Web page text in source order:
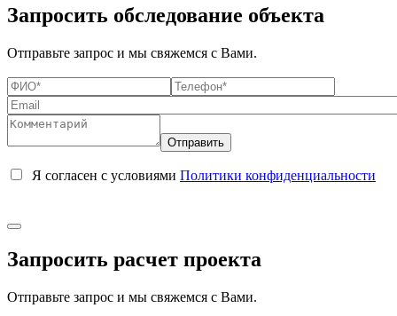
Запросить обследование объекта
Отправьте запрос и мы свяжемся с Вами.
Я согласен с условиями Политики конфиденциальности
Запросить расчет проекта
Отправьте запрос и мы свяжемся с Вами.